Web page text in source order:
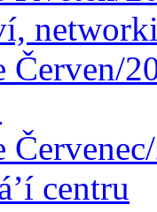
Červen/
centru